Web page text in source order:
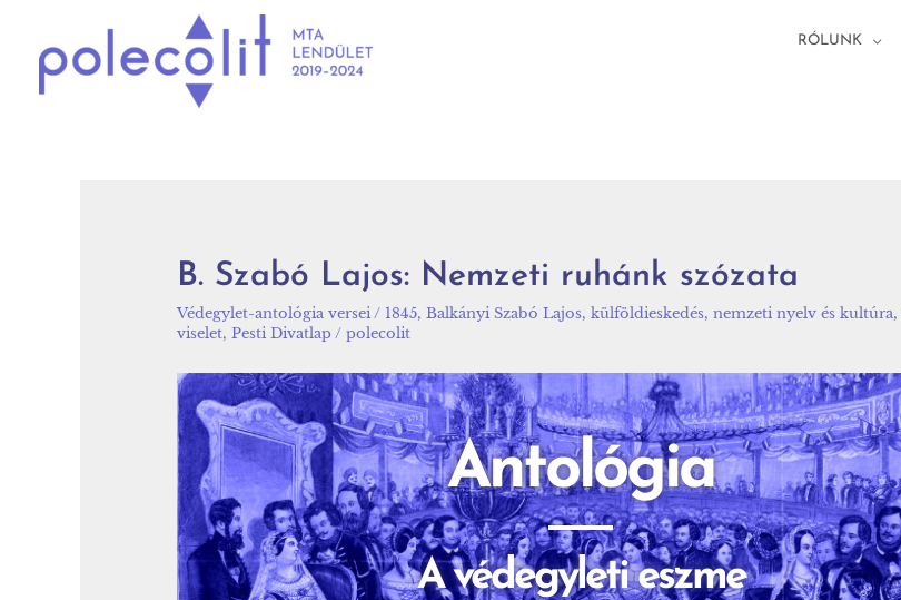
RÓLUNK
B. Szabó Lajos: Nemzeti ruhánk szózata
Védegylet-antológia versei/ 1845, Balkányi Szabó Lajos, külföldieskedés, nemzeti nyelv és kultúra,
viselet, Pesti Divatlap / polecolit
Antológia
A védegyleti eszme